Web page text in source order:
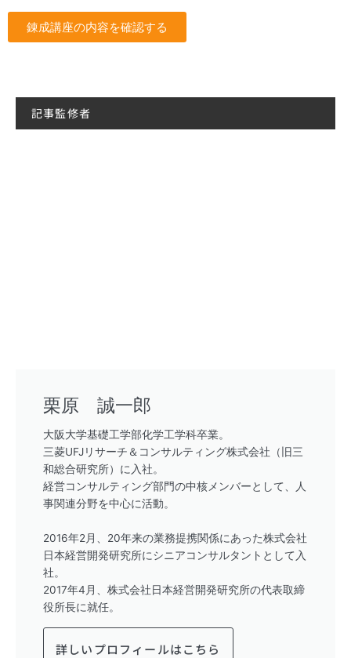
錬成講座の内容を確認する
記事監修者
栗原 誠一郎
大阪大学基礎工学部化学工学科卒業。
三菱UFJリサーチ＆コンサルティング株式会社（旧三
和総合研究所）に入社。
経営コンサルティング部門の中核メンバーとして、人
事関連分野を中心に活動。
2016年2月、20年来の業務提携関係にあった株式会社
日本経営開発研究所にシニアコンサルタントとして入
社。
2017年4月、株式会社日本経営開発研究所の代表取締
役所長に就任。
詳しいプロフィールはこちら